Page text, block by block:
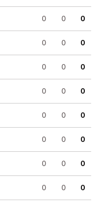
0 0 0
0 0 0
0 0 0
0 0 0
0 0 0
0 0 0
0 0 0
0 0 0